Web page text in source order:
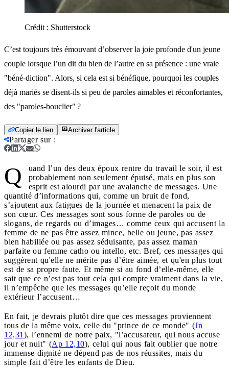
Crédit : Shutterstock
C’est toujours très émouvant d’observer la joie profonde d'un jeune
couple lorsque l’un dit du bien de l’autre en sa présence : une vraie
"béné-diction". Alors, si cela est si bénéfique, pourquoi les couples
déjà mariés se disent-ils si peu de paroles aimables et réconfortantes,
des "paroles-bouclier" ?
Copier le lien Archiver l'article
Partager sur:
Q
uand l’un des deux époux rentre du travail le soir, il est
probablement non seulement épuisé, mais en plus son
esprit est alourdi par une avalanche de messages. Une
quantité d’informations qui, comme un bruit de fond,
s’ajoutent aux fatigues de la journée et menacent la paix de
son cœur. Ces messages sont sous forme de paroles ou de
slogans, de regards ou d’images… comme ceux qui accusent la
femme de ne pas être assez mince, belle ou jeune, pas assez
bien habillée ou pas assez séduisante, pas assez maman
parfaite ou femme catho ou intello, etc. Bref, ces messages qui
suggèrent qu'elle ne mérite pas d’être aimée, et qu'en plus tout
est de sa propre faute. Et même si au fond d’elle-même, elle
sait que ce n’est pas tout cela qui compte vraiment dans la vie,
il n’empêche que les messages qu’elle reçoit du monde
extérieur l’accusent…
En fait, je devrais plutôt dire que ces messages proviennent
tous de la même voix, celle du "prince de ce monde" (Jn
12,31 ), l’ennemi de notre paix, "l’accusateur, qui nous accuse
jour et nuit" (Ap 12,10), celui qui nous fait oublier que notre
immense dignité ne dépend pas de nos réussites, mais du
simple fait d’être les enfants de Dieu.